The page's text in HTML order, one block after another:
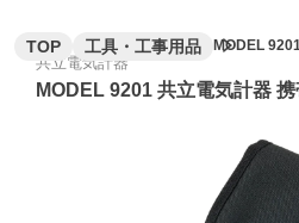
TOP 工具・工事用品 MODEL
共立電気計器
MODEL 9201 共立電気計器